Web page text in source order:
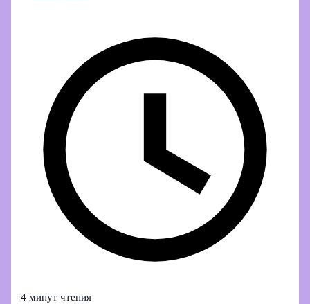
4 минут чтения